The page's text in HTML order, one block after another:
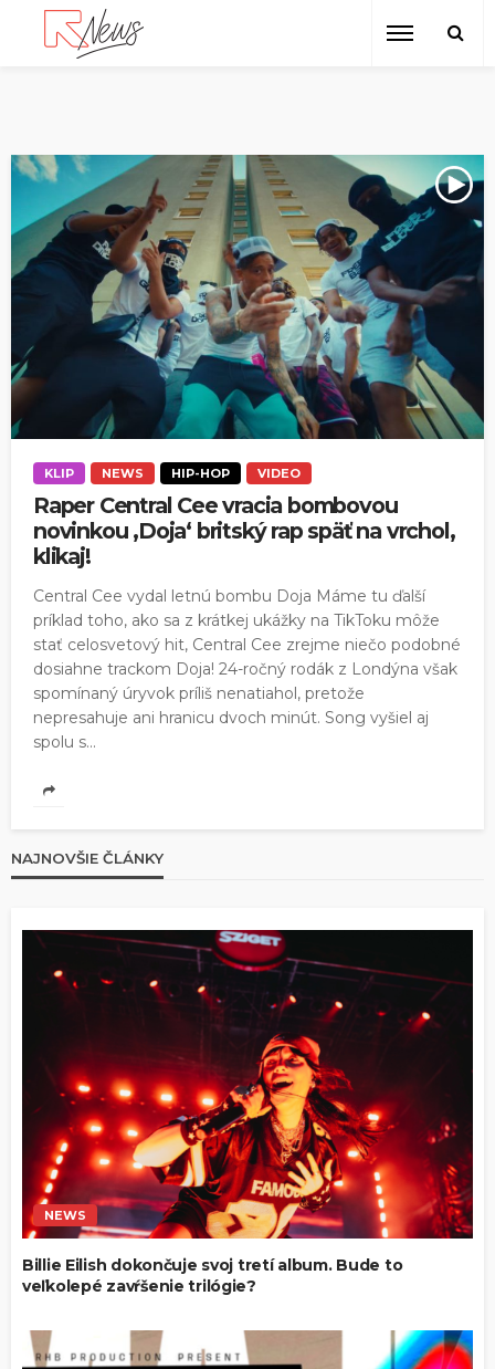
KLIP NEWS HIP-HOP VIDEO
Raper Central Cee vracia bombovou
novinkou ‚Doja‘ britský rap späť na vrchol,
klikaj!
Central Cee vydal letnú bombu Doja Máme tu ďalší
príklad toho, ako sa z krátkej ukážky na TikToku môže
stať celosvetový hit, Central Cee zrejme niečo podobné
dosiahne trackom Doja! 24-ročný rodák z Londýna však
spomínaný úryvok príliš nenatiahol, pretože
nepresahuje ani hranicu dvoch minút. Song vyšiel aj
spolu s...
NAJNOVŠIE ČLÁNKY
NEWS
Billie Eilish dokončuje svoj tretí album. Bude to
veľkolepé zavŕšenie trilógie?